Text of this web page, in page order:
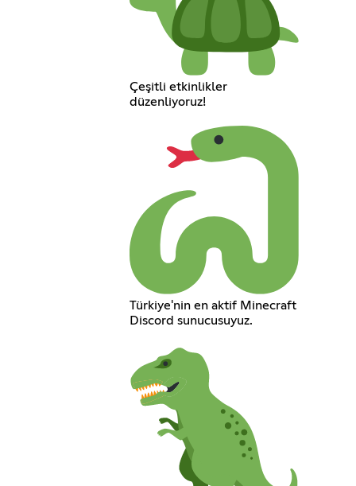
Çeşitli etkinlikler
düzenliyoruz!
Türkiye'nin en aktif Minecraft
Discord sunucusuyuz.